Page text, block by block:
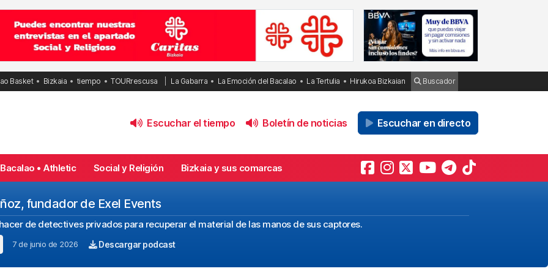
Basket Bizkaia tiempo TOURrescusa La Gabarra La Emoción del Bacalao La Tertulia Hirukoa Bizkaian Buscador
Escuchar el tiempo Boletín de noticias Escuchar en directo
Bacalao • Athletic Social y Religión Bizkaia y sus comarcas
fundador de Exel Events
de detectives privados para recuperar el material de las manos de sus captores.
7 de junio de 2026 Descargar podcast